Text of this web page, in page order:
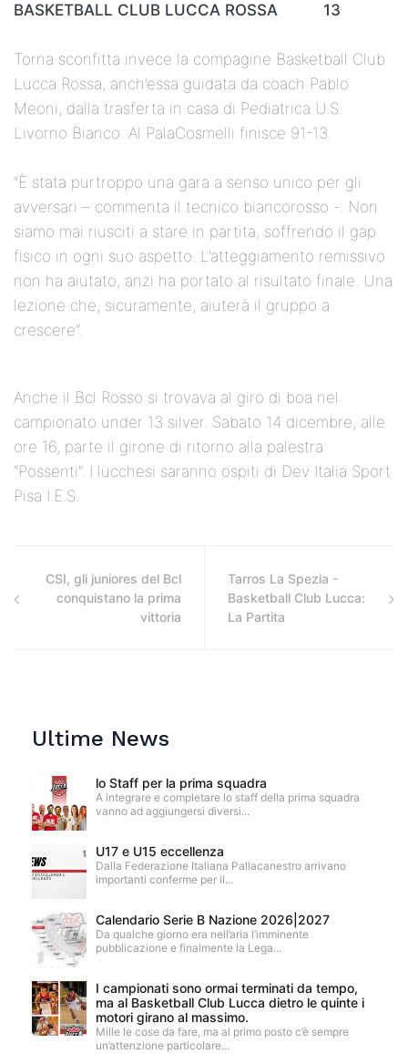
BASKETBALL CLUB LUCCA ROSSA 13
Torna sconfitta invece la compagine Basketball Club
Lucca Rossa, anch’essa guidata da coach Pablo
Meoni, dalla trasferta in casa di Pediatrica U.S.
Livorno Bianco. Al PalaCosmelli finisce 91-13.
“È stata purtroppo una gara a senso unico per gli
avversari – commenta il tecnico biancorosso -. Non
siamo mai riusciti a stare in partita, soffrendo il gap
fisico in ogni suo aspetto. L’atteggiamento remissivo
non ha aiutato, anzi ha portato al risultato finale. Una
lezione che, sicuramente, aiuterà il gruppo a
crescere”.
Anche il Bcl Rosso si trovava al giro di boa nel
campionato under 13 silver. Sabato 14 dicembre, alle
ore 16, parte il girone di ritorno alla palestra
“Possenti”. I lucchesi saranno ospiti di Dev Italia Sport
Pisa I.E.S.
CSI, gli juniores del Bcl
conquistano la prima
vittoria
Tarros La Spezia -
Basketball Club Lucca:
La Partita
Ultime News
lo Staff per la prima squadra
A integrare e completare lo staff della prima squadra
vanno ad aggiungersi diversi...
U17 e U15 eccellenza
Dalla Federazione Italiana Pallacanestro arrivano
importanti conferme per il...
Calendario Serie B Nazione 2026|2027
Da qualche giorno era nell’aria l’imminente
pubblicazione e finalmente la Lega...
I campionati sono ormai terminati da tempo,
ma al Basketball Club Lucca dietro le quinte i
motori girano al massimo.
Mille le cose da fare, ma al primo posto c’è sempre
un’attenzione particolare...